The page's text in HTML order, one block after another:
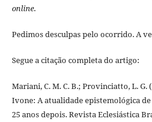
online.
Pedimos desculpas pelo ocorrido. A
Segue a citação completa do artigo:
Mariani, C. M. C. B.; Provinciatto, L. G.
Ivone: A atualidade epistemológica
25 anos depois. Revista Eclesiástica